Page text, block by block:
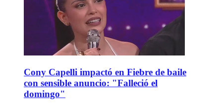
Cony Capelli impactó en Fiebre de baile
con sensible anuncio: "Falleció el
domingo"